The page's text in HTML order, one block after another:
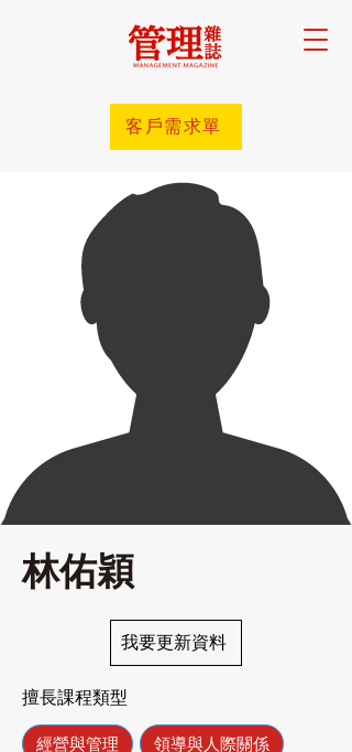
客戶需求單
林佑穎
我要更新資料
擅長課程類型
經營與管理 領導與人際關係